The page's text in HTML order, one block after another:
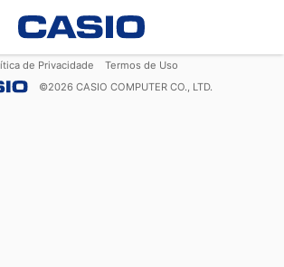
de Privacidade
Termos de Uso
©2026 CASIO COMPUTER CO., LTD.